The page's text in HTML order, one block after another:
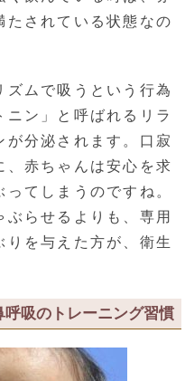
たされている状態なの
ズムで吸うという行為
ン」と呼ばれるリラ
が分泌されます。口寂
、赤ちゃんは安心を求
てしまうのですね。
らせるよりも、専用
りを与えた方が、衛生
吸のトレーニング習慣